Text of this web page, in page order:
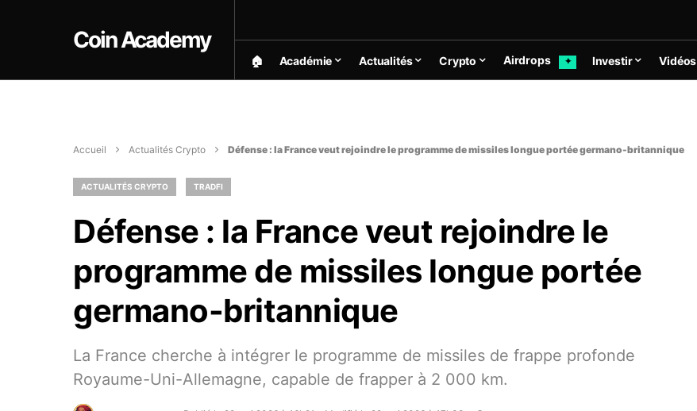
Coin Academy
🏠︎ Académie Actualités Crypto Airdrops ✦ Investir Vidéos
Accueil Actualités Crypto Défense : la France veut rejoindre le programme de missiles longue portée germano-britannique
ACTUALITÉS CRYPTO TRADFI
Défense : la France veut rejoindre le
programme de missiles longue portée
germano-britannique
La France cherche à intégrer le programme de missiles de frappe profonde
Royaume-Uni-Allemagne, capable de frapper à 2 000 km.